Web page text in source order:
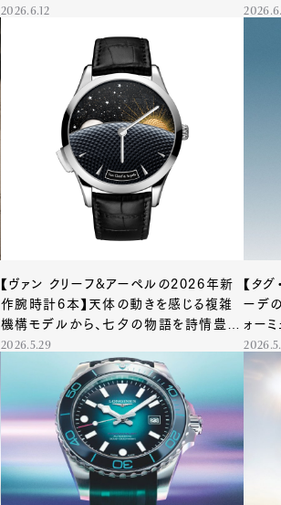
入り
2026.6.12
【ヴァン クリーフ&アーペルの2026年新
作腕時計6本】天体の動きを感じる複雑
機構モデルから、七夕の物語を詩情豊か
に表現したジュエリーウォッチまで勢揃
2026.5.29
【タ
ーデ
ォーミ